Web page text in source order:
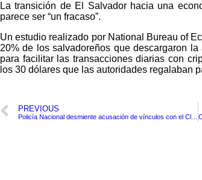
La transición de El Salvador hacia una
parece ser “un fracaso”.
Un estudio realizado por National Bureau of
20% de los salvadoreños que descargaron
para facilitar las transacciones diarias con
los 30 dólares que las autoridades regalaban
PREVIOUS